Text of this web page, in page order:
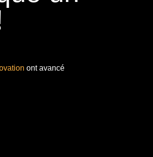
ont avancé